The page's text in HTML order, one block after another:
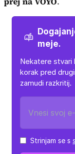
meje.
Nekatere stvari
korak pred
zamudi razkritij.
Strinjam se s